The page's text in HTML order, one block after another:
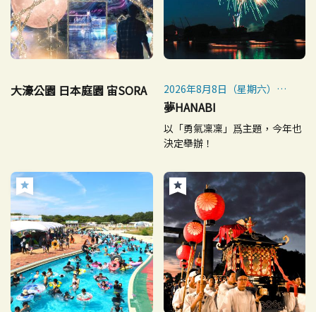
大濠公園 日本庭園 宙SORA
2026年8月8日（星期六）
※下雨時順延至9日（日）、
夢HANABI
以「勇氣凜凜」爲主題，今年也
決定舉辦！